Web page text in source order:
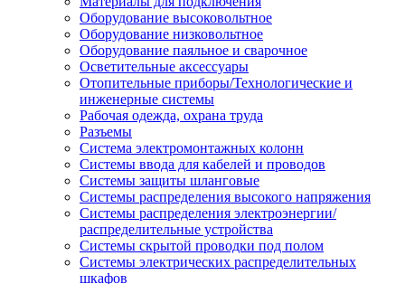
Оборудование высоковольтное
Оборудование низковольтное
Оборудование паяльное и сварочное
Осветительные аксессуары
Отопительные приборы/Технологические и
инженерные системы
Рабочая одежда, охрана труда
Разъемы
Система электромонтажных колонн
Системы ввода для кабелей и проводов
Системы защиты шланговые
Системы распределения высокого напряжения
Системы распределения электроэнергии/
распределительные устройства
Системы скрытой проводки под полом
Системы электрических распределительных
шкафов